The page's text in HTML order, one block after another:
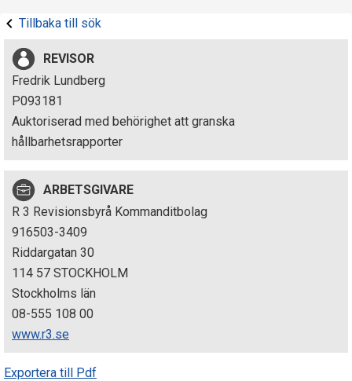
r
s
i
n
s
p
e
k
t
i
o
n
Tillbaka till sök
REVISOR
Fredrik Lundberg
P093181
Auktoriserad med behörighet att granska
hållbarhetsrapporter
ARBETSGIVARE
R 3 Revisionsbyrå Kommanditbolag
916503-3409
Riddargatan 30
114 57 STOCKHOLM
Stockholms län
08-555 108 00
www.r3.se
Exportera till Pdf